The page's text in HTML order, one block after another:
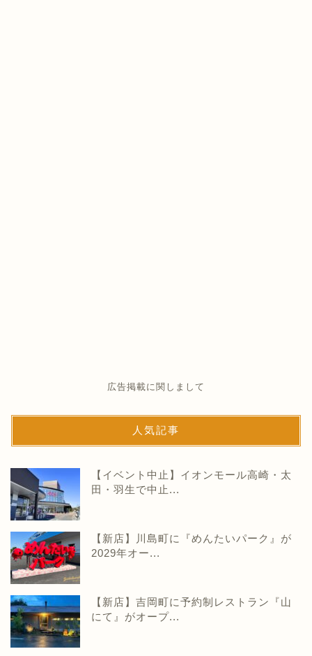
広告掲載に関しまして
人気記事
【イベント中止】イオンモール高崎・太
田・羽生で中止...
【新店】川島町に『めんたいパーク』が
2029年オー...
【新店】吉岡町に予約制レストラン『山
にて』がオープ...